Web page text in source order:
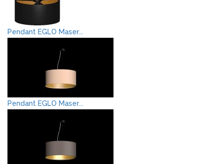
Pendant EGLO Maser...
Pendant EGLO Maser...